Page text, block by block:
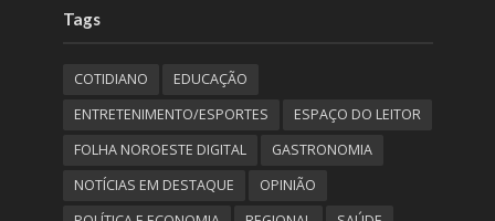
Tags
COTIDIANO
EDUCAÇÃO
ENTRETENIMENTO/ESPORTES
ESPAÇO DO LEITOR
FOLHA NOROESTE DIGITAL
GASTRONOMIA
NOTÍCIAS EM DESTAQUE
OPINIÃO